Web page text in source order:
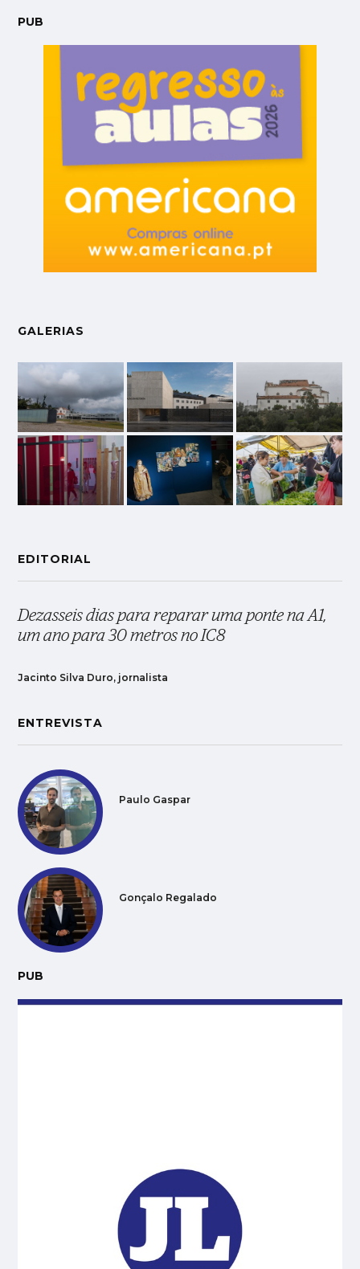
PUB
GALERIAS
EDITORIAL
Dezasseis dias para reparar uma ponte na A1,
um ano para 30 metros no IC8
Jacinto Silva Duro, jornalista
ENTREVISTA
Paulo Gaspar
Gonçalo Regalado
PUB